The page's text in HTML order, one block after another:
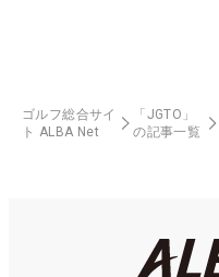
ゴルフ総合サイ
ト ALBA Net
「JGTO」
の記事一覧